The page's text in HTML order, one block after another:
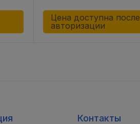
Цена доступна после
авторизации
Контакты